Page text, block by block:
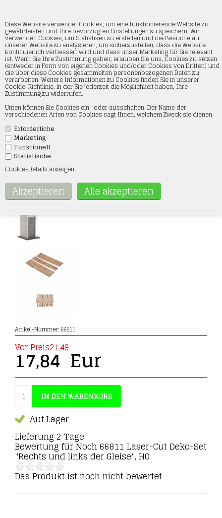
Diese Website verwendet Cookies, um eine funktionierende Website zu
gewährleisten und Ihre bevorzugten Einstellungen zu speichern. Wir
verwenden Cookies, um Statistiken zu erstellen und die Besuche auf
unserer Website zu analysieren, um sicherzustellen, dass die Website
kontinuierlich verbessert wird und dass unser Marketing für Sie relevant
ist. Wenn Sie Ihre Zustimmung geben, erlauben Sie uns, Cookies zu setzen
(entweder in Form von eigenen Cookies und/oder Cookies von Dritten) und
die über diese Cookies gesammelten personenbezogenen Daten zu
verarbeiten. Weitere Informationen zu Cookies finden Sie in unserer
Cookie-Richtlinie, in der Sie jederzeit die Möglichkeit haben, Ihre
Zustimmung zu widerrufen.
Unten können Sie Cookies ein- oder ausschalten. Der Name der
verschiedenen Arten von Cookies sagt Ihnen, welchem Zweck sie dienen.
Erforderliche
Marketing
Funktionell
Statistische
Cookie-Details anzeigen
Noch 66811 Laser-Cut Deko-Set "Rechts und
links der Gleise", H0
Startseite»Häuser und Gebäude»Noch»Spur H0
Artikel-Nummer: 66811
Vor Preis21,49
17,84Eur
Auf Lager
Lieferung 2 Tage
Bewertung fürNoch 66811 Laser-Cut Deko-Set
"Rechts und links der Gleise", H0
Das Produkt ist noch nicht bewertet